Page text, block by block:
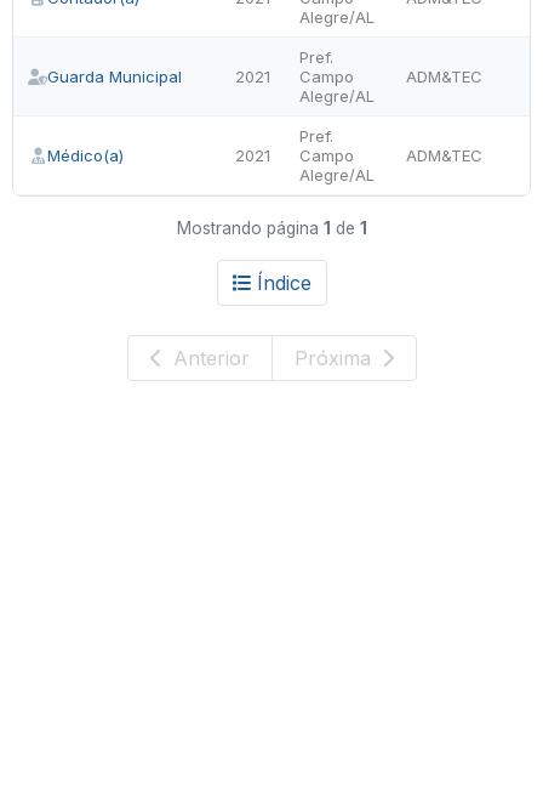
Alegre/AL
Guarda Municipal 2021
Pref.
Campo
Alegre/AL
ADM&TEC
Médico(a) 2021
Pref.
Campo
Alegre/AL
ADM&TEC
Mostrando página 1 de 1
Índice
Anterior Próxima